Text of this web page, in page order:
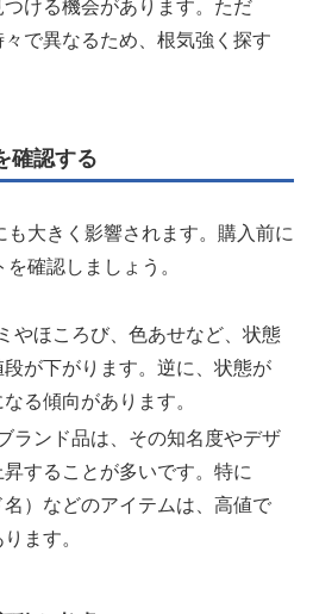
ける機会があります。ただ
で異なるため、根気強く探す
確認する
大きく影響されます。購入前に
確認しましょう。
やほころび、色あせなど、状態
が下がります。逆に、状態が
る傾向があります。
ランド品は、その知名度やデザ
することが多いです。特に
）などのアイテムは、高値で
ます。